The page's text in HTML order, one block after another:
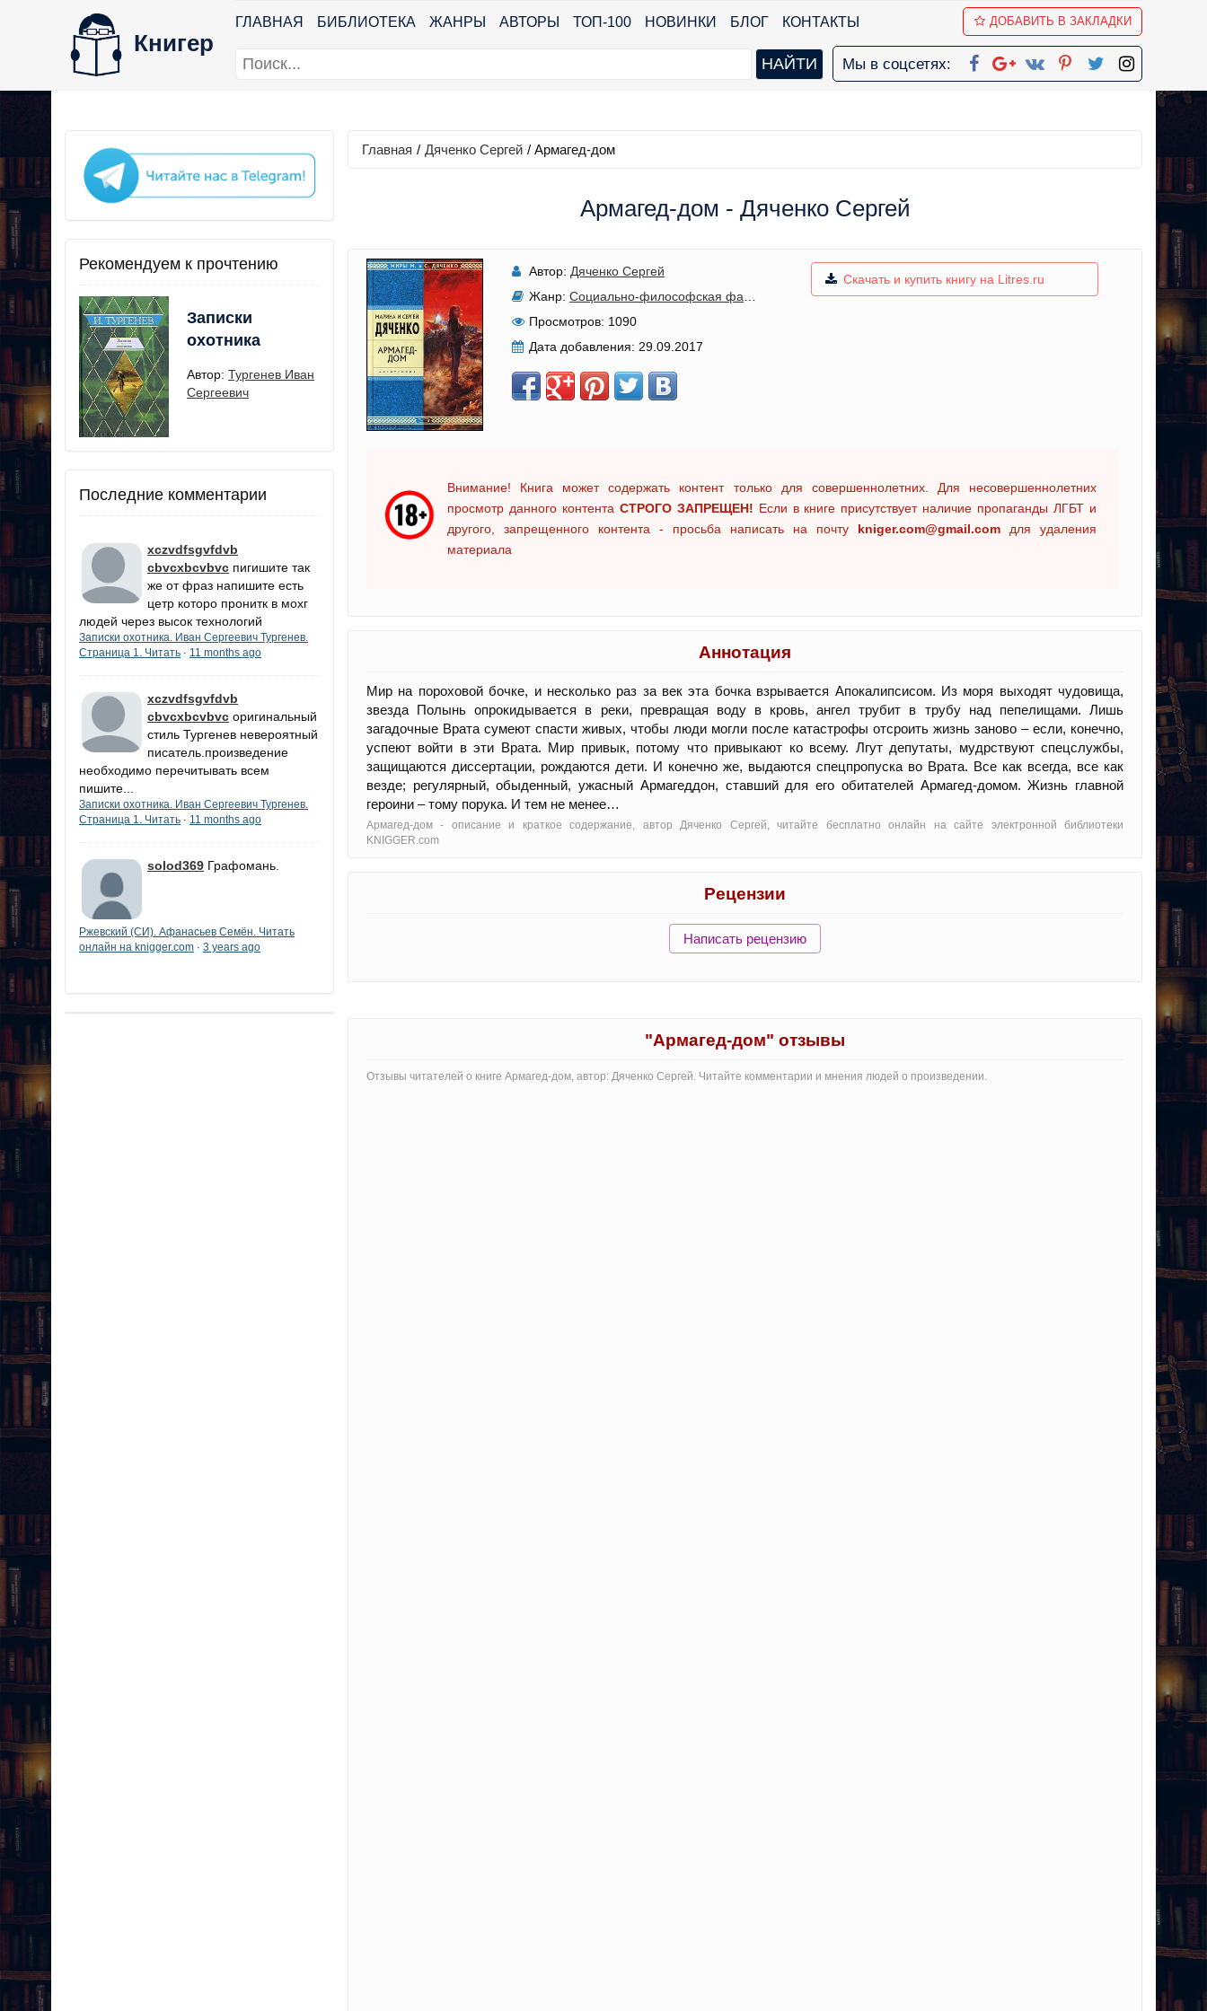
Книгер
ГЛАВНАЯ БИБЛИОТЕКА ЖАНРЫ АВТОРЫ ТОП-100 НОВИНКИ БЛОГ КОНТАКТЫ ДОБАВИТЬ В ЗАКЛАДКИ
Мы в соцсетях:
Рекомендуем к прочтению
Записки
охотника
Автор: Тургенев Иван
Сергеевич
Последние комментарии
xczvdfsgvfdvb
cbvcxbcvbvc пигишите так
же от фраз напишите есть
цетр которо пронитк в мохг
людей через высок технологий
Записки охотника. Иван Сергеевич Тургенев.
Страница 1. Читать · 11 months ago
xczvdfsgvfdvb
cbvcxbcvbvc оригинальный
стиль Тургенев невероятный
писатель.произведение
необходимо перечитывать всем
пишите...
Записки охотника. Иван Сергеевич Тургенев.
Страница 1. Читать · 11 months ago
solod369 Графомань.
Ржевский (СИ). Афанасьев Семён. Читать
онлайн на knigger.com · 3 years ago
Главная / Дяченко Сергей / Армагед-дом
Армагед-дом - Дяченко Сергей
Автор: Дяченко Сергей
Жанр: Социально-философская фантастика
Просмотров: 1090
Дата добавления: 29.09.2017
Скачать и купить книгу на Litres.ru
Внимание! Книга может содержать контент только для совершеннолетних. Для несовершеннолетних
просмотр данного контента СТРОГО ЗАПРЕЩЕН! Если в книге присутствует наличие пропаганды ЛГБТ и
другого, запрещенного контента - просьба написать на почту kniger.com@gmail.com для удаления
материала
Аннотация
Мир на пороховой бочке, и несколько раз за век эта бочка взрывается Апокалипсисом. Из моря выходят чудовища,
звезда Полынь опрокидывается в реки, превращая воду в кровь, ангел трубит в трубу над пепелищами. Лишь
загадочные Врата сумеют спасти живых, чтобы люди могли после катастрофы отсроить жизнь заново – если, конечно,
успеют войти в эти Врата. Мир привык, потому что привыкают ко всему. Лгут депутаты, мудрствуют спецслужбы,
защищаются диссертации, рождаются дети. И конечно же, выдаются спецпропуска во Врата. Все как всегда, все как
везде; регулярный, обыденный, ужасный Армагеддон, ставший для его обитателей Армагед-домом. Жизнь главной
героини – тому порука. И тем не менее…
Армагед-дом - oписание и краткое содержание, автор Дяченко Сергей, читайте бесплатно онлайн на сайте электронной библиотеки
KNIGGER.com
Рецензии
Написать рецензию
"Армагед-дом" отзывы
Отзывы читателей о книге Армагед-дом, автор: Дяченко Сергей. Читайте комментарии и мнения людей о произведении.